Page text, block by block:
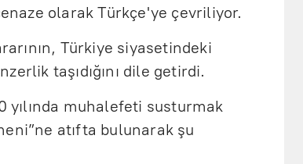
olarak Türkçe'ye çevriliyor.
Türkiye siyasetindeki
taşıdığını dile getirdi.
yılında muhalefeti susturmak
atıfta bulunarak şu